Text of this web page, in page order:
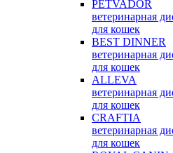
PETVADOR
ветеринарная
для кошек
BEST DINNER
ветеринарная
для кошек
ALLEVA
ветеринарная
для кошек
CRAFTIA
ветеринарная
для кошек